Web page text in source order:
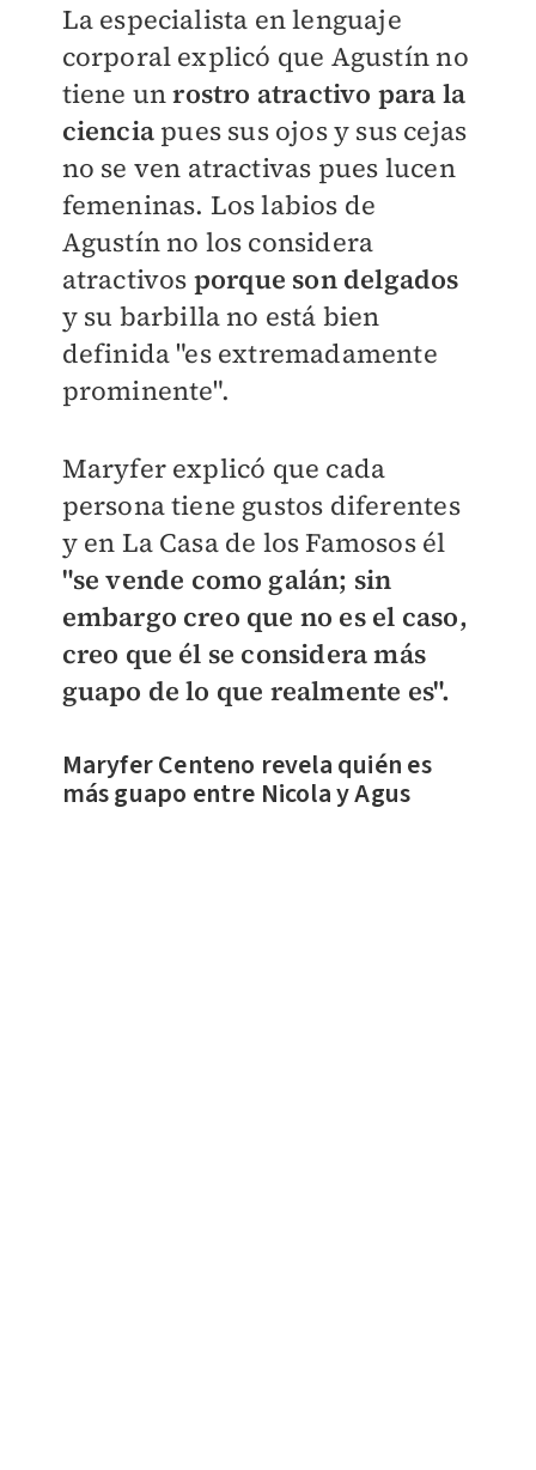
La especialista en lenguaje
corporal explicó que Agustín no
tiene unrostro atractivo para la
ciencia pues sus ojos y sus cejas
no se ven atractivas pues lucen
femeninas. Los labios de
Agustín no los considera
atractivos porque son delgados
y su barbilla no está bien
definida "es extremadamente
prominente".
Maryfer explicó que cada
persona tiene gustos diferentes
y en La Casa de los Famosos él
"se vende como galán; sin
embargo creo que no es el caso,
creo que él se considera más
guapo de lo que realmente es".
Maryfer Centeno revela quién es
más guapo entre Nicola y Agus